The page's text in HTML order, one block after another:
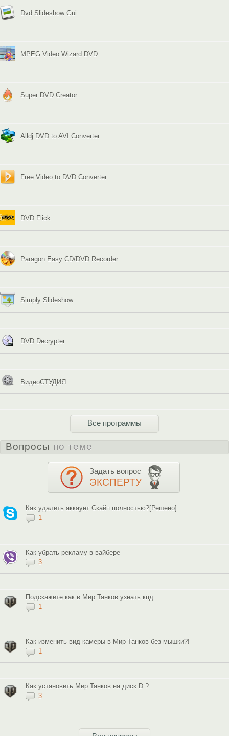
Dvd Slideshow Gui
MPEG Video Wizard DVD
Super DVD Creator
Alldj DVD to AVI Converter
Free Video to DVD Converter
DVD Flick
Paragon Easy CD/DVD Recorder
Simply Slideshow
DVD Decrypter
ВидеоСТУДИЯ
Все программы
Вопросы по теме
Задать вопрос
ЭКСПЕРТУ
Как удалить аккаунт Скайп полностью?[Решено]
1
Как убрать рекламу в вайбере
3
Подскажите как в Мир Танков узнать кпд
1
Как изменить вид камеры в Мир Танков без мышки?!
1
Как установить Мир Танков на диск D ?
3